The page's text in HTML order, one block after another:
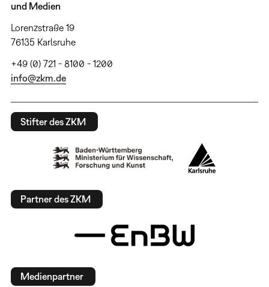
und Medien
Lorenzstraße 19
76135 Karlsruhe
+49 (0) 721 - 8100 - 1200
info@zkm.de
Stifter des ZKM
Partner des ZKM
Medienpartner